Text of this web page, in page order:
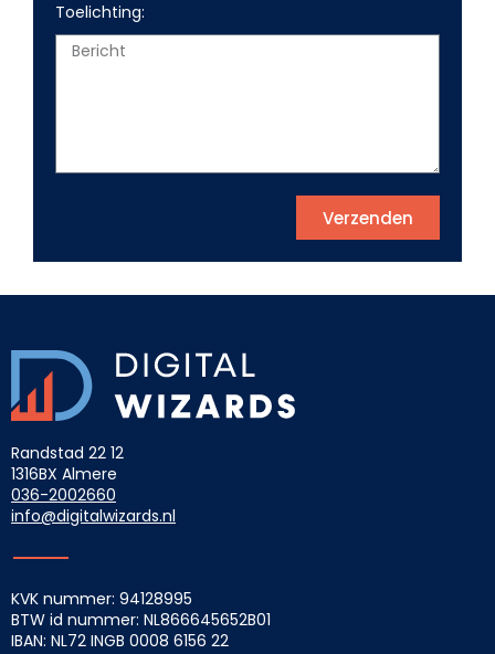
Toelichting:
Verzenden
Randstad 22 12
1316BX Almere
036-2002660
info@digitalwizards.nl
KVK nummer: 94128995
BTW id nummer: NL866645652B01
IBAN: NL72 INGB 0008 6156 22